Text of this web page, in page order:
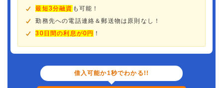
最短3分融資 も可能！
勤務先への電話連絡＆郵送物は原則なし！
30日間の利息が0円 ！
借入可能か1秒でわかる!!